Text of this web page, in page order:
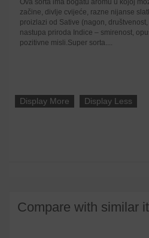
Ova sorta ima bogatu aromu u kojoj
začine, divlje cvijeće, razne nijanse
proizlazi od Sative (nagon,
nastupa priroda Indice – smirenost,
pozitivne misli.Super sorta....
Display More Display Less
Compare with similar